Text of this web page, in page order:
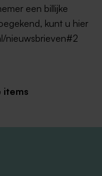
een billijke
kunt u hier
nieuwsbrieven#2
items